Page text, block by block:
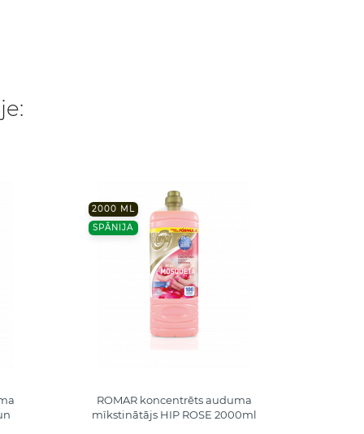
2000 ML
SPĀNIJA
ROMAR koncentrēts auduma
mīkstinātājs HIP ROSE 2000ml